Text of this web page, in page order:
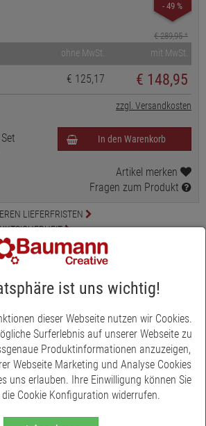
- 49 %
€ 289,95*
ohne MwSt. mit MwSt.
€ 125,17 € 148,95
zzgl. Versandkosten
Set In den Warenkorb
Artikel merken
Fragen zum Produkt
LIEFERFRISTEN
Maxx Pro Lina (Kätzchen) von
Turnbeutel, Etui (21-tlg., Markenfüllung
Schlamperrolle, Brotdose, 3-tlg. Patchy-Set,
IGR-Gütesiegel - Ergonomisches
ist uns wichtig!
dieser Webseite nutzen wir Cookies.
Surferlebnis auf unserer Webseite zu
Produktinformationen anzuzeigen,
Webseite Marketing und Analyse Cookies
uns erlauben. Ihre Einwilligung können Sie
Cookie Konfiguration widerrufen.